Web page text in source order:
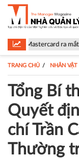
ra mắt giải pháp
TRANG CHỦ NHÂN VẬT
Tổng Bí
Quyết
chí Trần
Thường